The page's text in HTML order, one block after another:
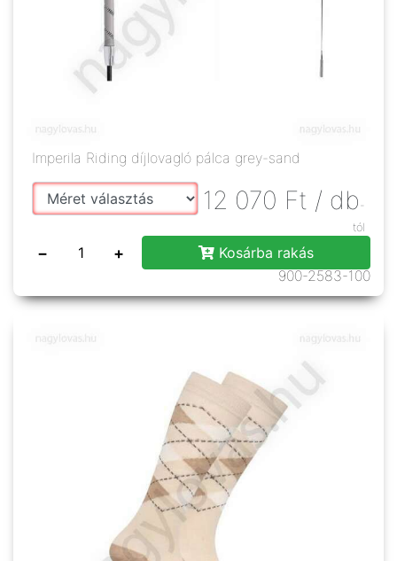
Imperila Riding díjlovagló pálca grey-sand
12 070 Ft / db -
tól
− +
Kosárba rakás
900-2583-100